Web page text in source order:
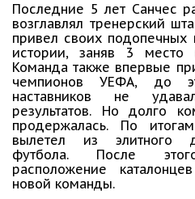
Последние 5 лет Санчес
возглавлял тренерский
привел своих подопечных
истории, заняв 3 место
Команда также впервые
чемпионов УЕФА, до
наставников не
результатов. Но долго
продержалась. По
вылетел из элитного
футбола. После
расположение
новой команды.